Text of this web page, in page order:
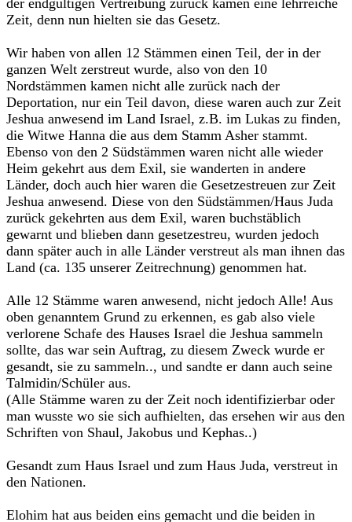
der endgültigen Vertreibung zurück kamen eine lehrreiche
Zeit, denn nun hielten sie das Gesetz.
Wir haben von allen 12 Stämmen einen Teil, der in der
ganzen Welt zerstreut wurde, also von den 10
Nordstämmen kamen nicht alle zurück nach der
Deportation, nur ein Teil davon, diese waren auch zur Zeit
Jeshua anwesend im Land Israel, z.B. im Lukas zu finden,
die Witwe Hanna die aus dem Stamm Asher stammt.
Ebenso von den 2 Südstämmen waren nicht alle wieder
Heim gekehrt aus dem Exil, sie wanderten in andere
Länder, doch auch hier waren die Gesetzestreuen zur Zeit
Jeshua anwesend. Diese von den Südstämmen/Haus Juda
zurück gekehrten aus dem Exil, waren buchstäblich
gewarnt und blieben dann gesetzestreu, wurden jedoch
dann später auch in alle Länder verstreut als man ihnen das
Land (ca. 135 unserer Zeitrechnung) genommen hat.
Alle 12 Stämme waren anwesend, nicht jedoch Alle! Aus
oben genanntem Grund zu erkennen, es gab also viele
verlorene Schafe des Hauses Israel die Jeshua sammeln
sollte, das war sein Auftrag, zu diesem Zweck wurde er
gesandt, sie zu sammeln.., und sandte er dann auch seine
Talmidin/Schüler aus.
(Alle Stämme waren zu der Zeit noch identifizierbar oder
man wusste wo sie sich aufhielten, das ersehen wir aus den
Schriften von Shaul, Jakobus und Kephas..)
Gesandt zum Haus Israel und zum Haus Juda, verstreut in
den Nationen.
Elohim hat aus beiden eins gemacht und die beiden in